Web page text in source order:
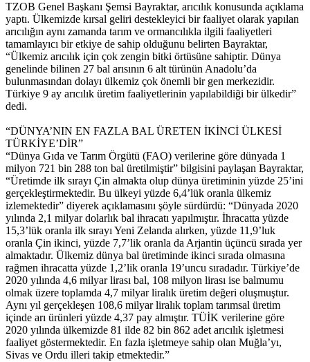
TZOB Genel Başkanı Şemsi Bayraktar, arıcılık konusunda açıklama
yaptı. Ülkemizde kırsal geliri destekleyici bir faaliyet olarak yapılan
arıcılığın aynı zamanda tarım ve ormancılıkla ilgili faaliyetleri
tamamlayıcı bir etkiye de sahip olduğunu belirten Bayraktar,
“Ülkemiz arıcılık için çok zengin bitki örtüsüne sahiptir. Dünya
genelinde bilinen 27 bal arısının 6 alt türünün Anadolu’da
bulunmasından dolayı ülkemiz çok önemli bir gen merkezidir.
Türkiye 9 ay arıcılık üretim faaliyetlerinin yapılabildiği bir ülkedir”
dedi.
“DÜNYA’NIN EN FAZLA BAL ÜRETEN İKİNCİ ÜLKESİ
TÜRKİYE’DİR”
“Dünya Gıda ve Tarım Örgütü (FAO) verilerine göre dünyada 1
milyon 721 bin 288 ton bal üretilmiştir” bilgisini paylaşan Bayraktar,
“Üretimde ilk sırayı Çin almakta olup dünya üretiminin yüzde 25’ini
gerçekleştirmektedir. Bu ülkeyi yüzde 6,4’lük oranla ülkemiz
izlemektedir” diyerek açıklamasını şöyle sürdürdü: “Dünyada 2020
yılında 2,1 milyar dolarlık bal ihracatı yapılmıştır. İhracatta yüzde
15,3’lük oranla ilk sırayı Yeni Zelanda alırken, yüzde 11,9’luk
oranla Çin ikinci, yüzde 7,7’lik oranla da Arjantin üçüncü sırada yer
almaktadır. Ülkemiz dünya bal üretiminde ikinci sırada olmasına
rağmen ihracatta yüzde 1,2’lik oranla 19’uncu sıradadır. Türkiye’de
2020 yılında 4,6 milyar lirası bal, 108 milyon lirası ise balmumu
olmak üzere toplamda 4,7 milyar liralık üretim değeri oluşmuştur.
Aynı yıl gerçekleşen 108,6 milyar liralık toplam tarımsal üretim
içinde arı ürünleri yüzde 4,37 pay almıştır. TÜİK verilerine göre
2020 yılında ülkemizde 81 ilde 82 bin 862 adet arıcılık işletmesi
faaliyet göstermektedir. En fazla işletmeye sahip olan Muğla’yı,
Sivas ve Ordu illeri takip etmektedir.”